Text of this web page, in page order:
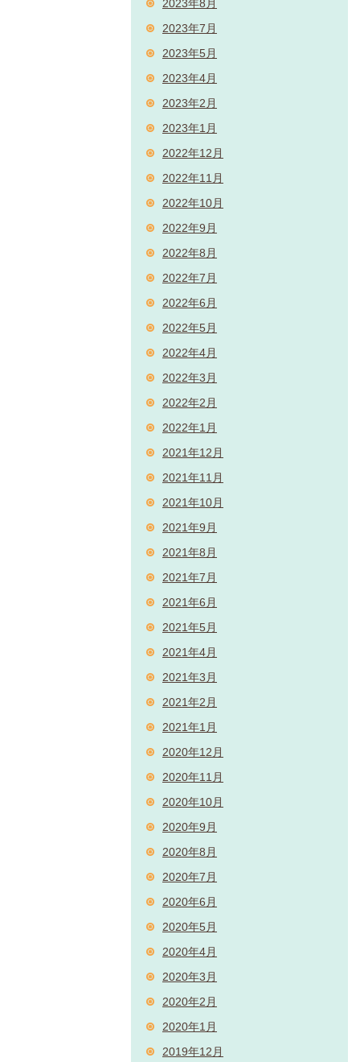
2023年8月
2023年7月
2023年5月
2023年4月
2023年2月
2023年1月
2022年12月
2022年11月
2022年10月
2022年9月
2022年8月
2022年7月
2022年6月
2022年5月
2022年4月
2022年3月
2022年2月
2022年1月
2021年12月
2021年11月
2021年10月
2021年9月
2021年8月
2021年7月
2021年6月
2021年5月
2021年4月
2021年3月
2021年2月
2021年1月
2020年12月
2020年11月
2020年10月
2020年9月
2020年8月
2020年7月
2020年6月
2020年5月
2020年4月
2020年3月
2020年2月
2020年1月
2019年12月